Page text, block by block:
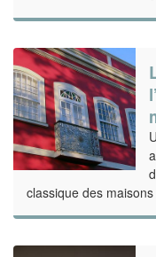
classique des